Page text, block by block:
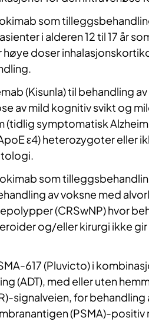
som
i alderen 12 til 17 år
doser
(Kisunla) til behandling
av mild kognitiv svikt og
(tidlig symptomatisk
ε4) heterozygoter eller
som
av voksne med
(CRSwNP) hvor
og/eller kirurgi ikke
617 (Pluvicto) i
(ADT), med eller uten
signalveien, for behandling
(PSMA)-positiv